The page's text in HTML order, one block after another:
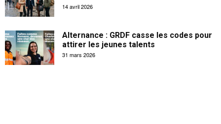
14 avril 2026
Alternance : GRDF casse les codes pour
attirer les jeunes talents
31 mars 2026